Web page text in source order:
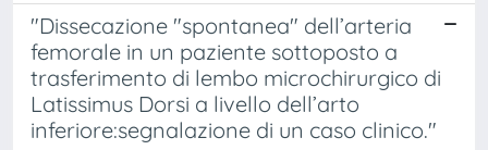
"Dissecazione "spontanea" dell’arteria
femorale in un paziente sottoposto a
trasferimento di lembo microchirurgico di
Latissimus Dorsi a livello dell’arto
inferiore:segnalazione di un caso clinico."